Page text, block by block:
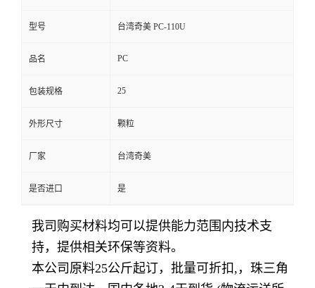
型号 台湾奇美 PC-110U
品名 PC
包装规格 25
外形尺寸 颗粒
厂家 台湾奇美
是否进口 是
我司购买材料均可以提供能力范围内技术支
持，提供相关环保等资料。
本公司原料25公斤起订，批量可折扣 , ，珠三角